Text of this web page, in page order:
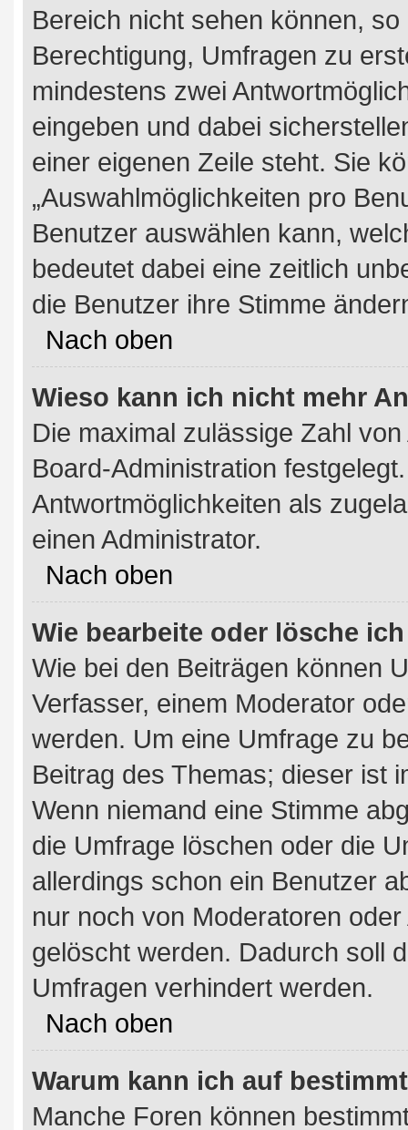
Bereich nicht sehen können,
Berechtigung, Umfragen zu
mindestens zwei
eingeben und dabei
einer eigenen Zeile steht. Sie
„Auswahlmöglichkeiten pro
Benutzer auswählen kann,
bedeutet dabei eine zeitlich
die Benutzer ihre Stimme
Nach oben
Wieso kann ich nicht mehr
Die maximal zulässige Zahl
Board-Administration
Antwortmöglichkeiten als
einen Administrator.
Nach oben
Wie bearbeite oder lösche
Wie bei den Beiträgen können
Verfasser, einem Moderator
werden. Um eine Umfrage zu
Beitrag des Themas; dieser ist
Wenn niemand eine Stimme
die Umfrage löschen oder die
allerdings schon ein Benutzer
nur noch von Moderatoren
gelöscht werden. Dadurch soll
Umfragen verhindert werden.
Nach oben
Warum kann ich auf
Manche Foren können